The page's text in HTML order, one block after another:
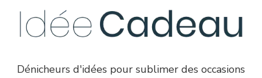
Dénicheurs d'idées pour sublimer des occasions